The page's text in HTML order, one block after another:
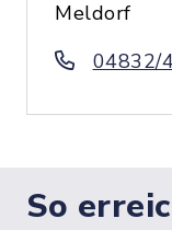
Meldorf
04832/
So